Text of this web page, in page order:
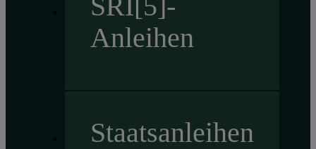
Anleihen
Staatsanleihen